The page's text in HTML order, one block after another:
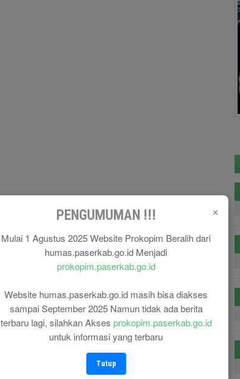
×
PENGUMUMAN !!!
Mulai 1 Agustus 2025 Website Prokopim Beralih dari
humas.paserkab.go.id Menjadi
prokopim.paserkab.go.id
Website humas.paserkab.go.id masih bisa diakses
sampai September 2025 Namun tidak ada berita
terbaru lagi, silahkan Akses prokopim.paserkab.go.id
untuk informasi yang terbaru
Tutup